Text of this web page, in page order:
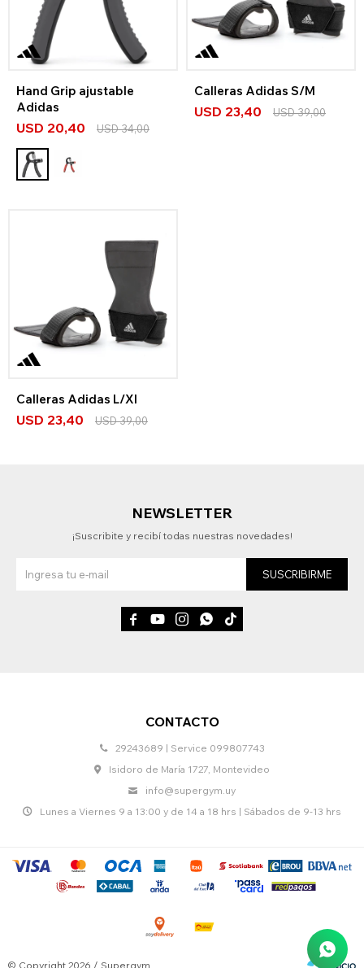
Hand Grip ajustable
Adidas
USD 20,40 USD34,00
Calleras Adidas S/M
USD 23,40 USD39,00
Calleras Adidas L/Xl
USD 23,40 USD39,00
CONTACTO
29243689 | Service 099807743
Isidoro de María 1727, Montevideo
info@supergym.uy
Lunes a Viernes 9 a 13:00 y de 14 a 18 hrs | Sábados de 9-13 hrs
NEWSLETTER
¡Suscribite y recibí todas nuestras novedades!
SUSCRIBIRME
    
© Copyright 2026 / Supergym